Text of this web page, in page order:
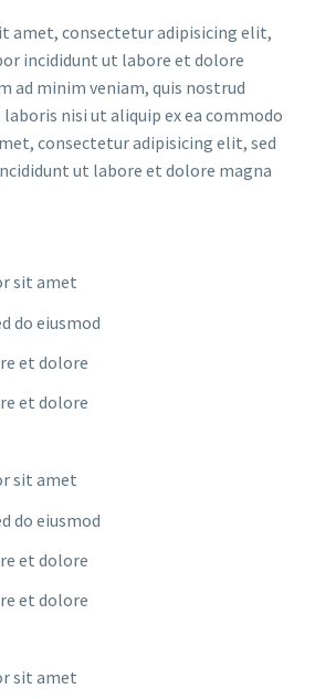
amet, consectetur adipisicing elit,
incididunt ut labore et dolore
ad minim veniam, quis nostrud
nisi ut aliquip ex ea commodo
consectetur adipisicing elit, sed
ut labore et dolore magna
sit amet
do eiusmod
et dolore
et dolore
sit amet
do eiusmod
et dolore
et dolore
sit amet